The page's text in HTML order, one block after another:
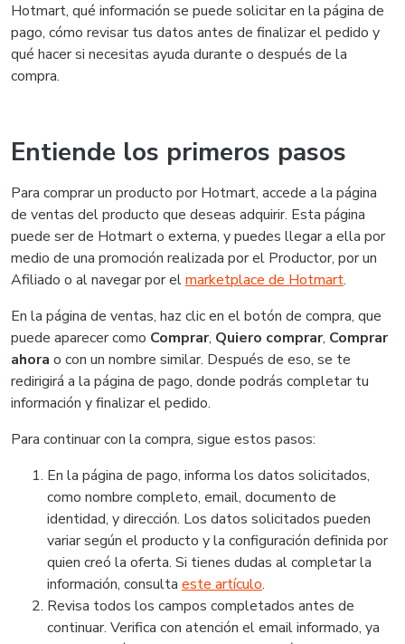
Hotmart, qué información se puede solicitar en la página de
pago, cómo revisar tus datos antes de finalizar el pedido y
qué hacer si necesitas ayuda durante o después de la
compra.
Entiende los primeros pasos
Para comprar un producto por Hotmart, accede a la página
de ventas del producto que deseas adquirir. Esta página
puede ser de Hotmart o externa, y puedes llegar a ella por
medio de una promoción realizada por el Productor, por un
Afiliado o al navegar por elmarketplace de Hotmart.
En la página de ventas, haz clic en el botón de compra, que
puede aparecer como Comprar, Quiero comprar, Comprar
ahora o con un nombre similar. Después de eso, se te
redirigirá a la página de pago, donde podrás completar tu
información y finalizar el pedido.
Para continuar con la compra, sigue estos pasos:
En la página de pago, informa los datos solicitados,
como nombre completo, email, documento de
identidad, y dirección. Los datos solicitados pueden
variar según el producto y la configuración definida por
quien creó la oferta. Si tienes dudas al completar la
información, consulta este artículo.
Revisa todos los campos completados antes de
continuar. Verifica con atención el email informado, ya